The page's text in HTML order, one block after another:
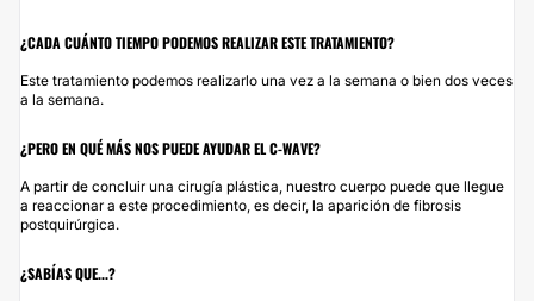
¿CADA CUÁNTO TIEMPO PODEMOS REALIZAR ESTE TRATAMIENTO?
Este tratamiento podemos realizarlo una vez a la semana o bien dos veces
a la semana.
¿PERO EN QUÉ MÁS NOS PUEDE AYUDAR EL C-WAVE?
A partir de concluir una cirugía plástica, nuestro cuerpo puede que llegue
a reaccionar a este procedimiento, es decir, la aparición de fibrosis
postquirúrgica.
¿SABÍAS QUE...?